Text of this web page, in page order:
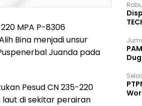
MPA P-8306
Bina menjadi unsur
Juanda pada
Pesud CN 235-220
di sekitar perairan